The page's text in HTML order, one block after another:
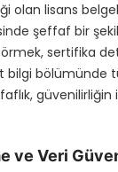
olan lisans
şeffaf bir
sertifika
bilgi bölümünde
güvenilirliğin
ve Veri